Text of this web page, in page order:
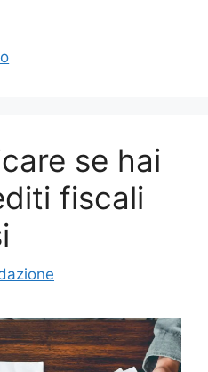
se hai
fiscali